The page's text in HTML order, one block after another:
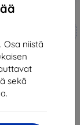
niistä
sekä
protective film
21,90 €
€
4 kpl